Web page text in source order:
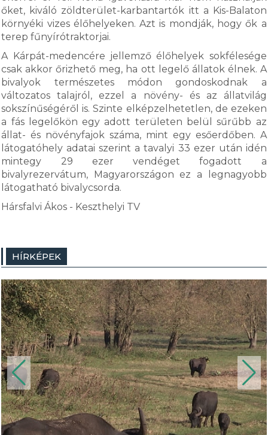
őket, kiváló zöldterület-karbantartók itt a Kis-Balaton
környéki vizes élőhelyeken. Azt is mondják, hogy ők a
terep fűnyírótraktorjai.
A Kárpát-medencére jellemző élőhelyek sokfélesége
csak akkor őrizhető meg, ha ott legelő állatok élnek. A
bivalyok természetes módon gondoskodnak a
változatos talajról, ezzel a növény- és az állatvilág
sokszínűségéről is. Szinte elképzelhetetlen, de ezeken
a fás legelőkön egy adott területen belül sűrűbb az
állat- és növényfajok száma, mint egy esőerdőben. A
látogatóhely adatai szerint a tavalyi 33 ezer után idén
mintegy 29 ezer vendéget fogadott a
bivalyrezervátum, Magyarországon ez a legnagyobb
látogatható bivalycsorda.
Hársfalvi Ákos - Keszthelyi TV
HÍRKÉPEK